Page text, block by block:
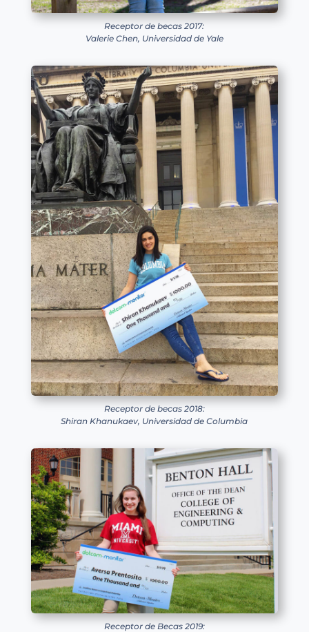
Receptor de becas 2017:
Valerie Chen, Universidad de Yale
Receptor de becas 2018:
Shiran Khanukaev, Universidad de Columbia
Receptor de Becas 2019: